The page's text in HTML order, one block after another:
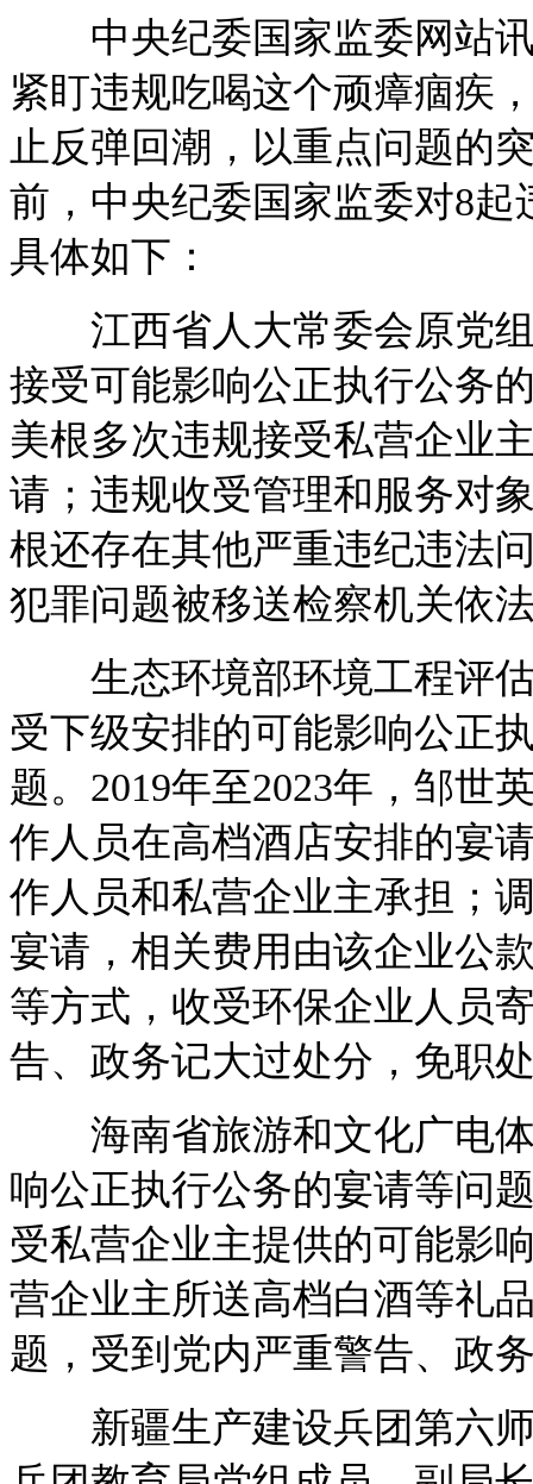
中央纪委国家监委网站讯
紧盯违规吃喝这个顽瘴痼疾
止反弹回潮，以重点问题的
前，中央纪委国家监委对8
具体如下：
江西省人大常委会原党组
接受可能影响公正执行公务
美根多次违规接受私营企业
请；违规收受管理和服务对
根还存在其他严重违纪违法
犯罪问题被移送检察机关依
生态环境部环境工程评估
受下级安排的可能影响公正
题。2019年至2023年，邹世
作人员在高档酒店安排的宴
作人员和私营企业主承担；
宴请，相关费用由该企业公
等方式，收受环保企业人员
告、政务记大过处分，免职
海南省旅游和文化广电体
响公正执行公务的宴请等问
受私营企业主提供的可能影
营企业主所送高档白酒等礼
题，受到党内严重警告、政
新疆生产建设兵团第六师